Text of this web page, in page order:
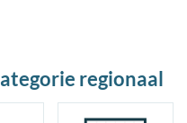
regionaal